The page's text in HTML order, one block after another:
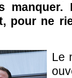
pour ne
Le